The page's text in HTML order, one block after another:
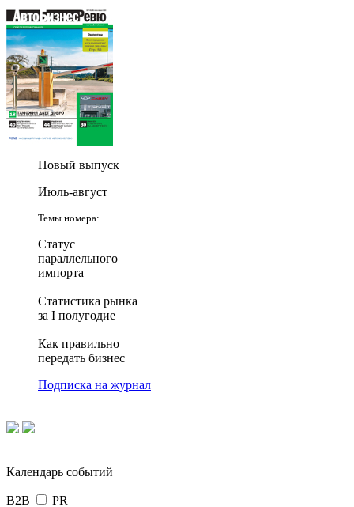
Новый выпуск
Июль-август
Темы номера:
Статус
параллельного
импорта
Статистика рынка
за I полугодие
Как правильно
передать бизнес
Подписка на журнал
Календарь событий
B2B PR